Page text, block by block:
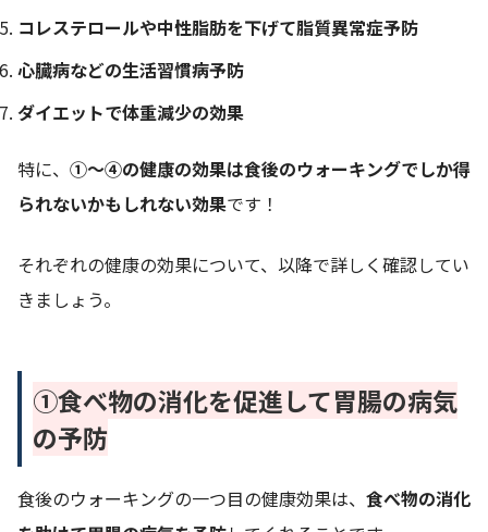
コレステロールや中性脂肪を下げて脂質異常症予防
心臓病などの生活習慣病予防
ダイエットで体重減少の効果
特に、 ①〜④の健康の効果は食後のウォーキングでしか得
られないかもしれない効果です！
それぞれの健康の効果について、以降で詳しく確認してい
きましょう。
①食べ物の消化を促進して胃腸の病気
の予防
食後のウォーキングの一つ目の健康効果は、 食べ物の消化